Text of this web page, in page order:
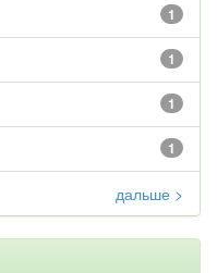
1
1
1
1
дальше >